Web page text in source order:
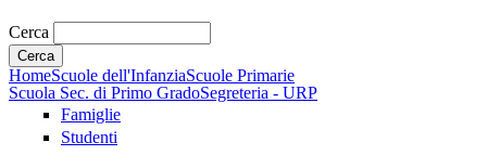
Cerca
HomeScuole dell'InfanziaScuole Primarie
Scuola Sec. di Primo GradoSegreteria - URP
Famiglie
Studenti